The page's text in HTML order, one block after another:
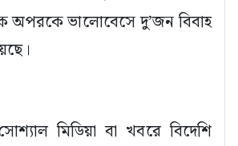
অপরকে ভালোবেসে দু’জন বিবাহ
মিডিয়া বা খবরে বিদেশি